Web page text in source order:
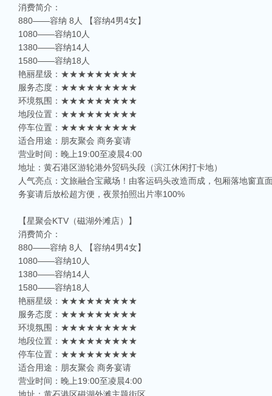
消费简介：
880——容纳 8人 【容纳4男4女】
1080——容纳10人
1380——容纳14人
1580——容纳18人
艳丽星级：★★★★★★★★★
服务态度：★★★★★★★★★
环境氛围：★★★★★★★★★
地段位置：★★★★★★★★★
停车位置：★★★★★★★★★
适合用途：朋友聚会 商务宴请
营业时间：晚上19:00至凌晨4:00
地址：黄石港区游轮港外贸码头段（滨江休闲打卡地）
人气亮点：文旅融合宝藏场！由客运码头改造而成，包厢落地窗
务宴请后放松超方便，夜景拍照出片率100%
【星聚会KTV（磁湖外滩店）】
消费简介：
880——容纳 8人 【容纳4男4女】
1080——容纳10人
1380——容纳14人
1580——容纳18人
艳丽星级：★★★★★★★★★
服务态度：★★★★★★★★★
环境氛围：★★★★★★★★★
地段位置：★★★★★★★★★
停车位置：★★★★★★★★★
适合用途：朋友聚会 商务宴请
营业时间：晚上19:00至凌晨4:00